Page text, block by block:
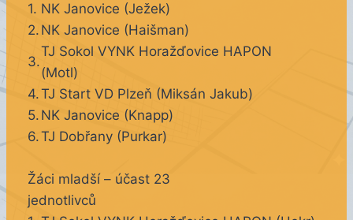
1. NK Janovice (Ježek)
2. NK Janovice (Haišman)
3.
TJ Sokol VYNK Horažďovice HAPON
(Motl)
4.TJ Start VD Plzeň (Miksán Jakub)
5. NK Janovice (Knapp)
6.TJ Dobřany (Purkar)
Žáci mladší – účast 23
jednotlivců